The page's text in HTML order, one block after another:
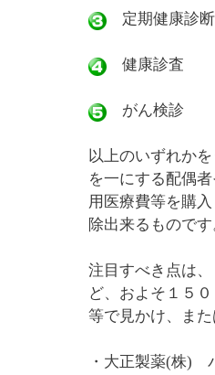
定期健康診断
健康診査
がん検診
以上のいずれか
を一にする配偶
用医療費等を購
除出来るもので
注目すべき点は
ど、およそ１５
等で見かけ、ま
・大正製薬(株)